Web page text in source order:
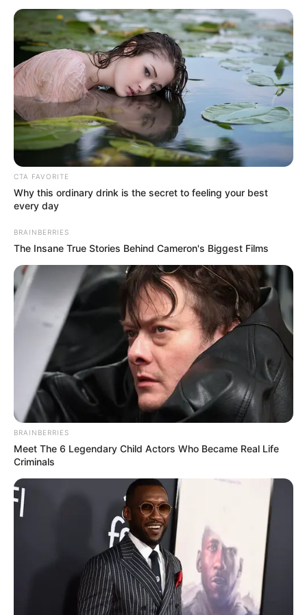
കേന്ദ്രത്തിലും പഞ്ചായത്ത് യൂണിറ്റ്
അടിസ്ഥാനത്തിലും സ്മൃതി സമ്മേളനങ്ങൾ
സംഘടിപ്പിക്കും.
എംഎൽഎമാരായ രാജീവ്‌ ചന്ദ്രശേഖർ, വി
മുരളീധരൻ. ബി ബി ഗോപകുമാർ തുടങ്ങിയവരും
ബിജെപി സംസ്ഥാന ഭാരവാഹികളും വിവിധ
പട്ടികജാതി സമുദായിക നേതാക്കളും അയ്യങ്കാളി
സ്മൃതി ദിന സമ്മേളങ്ങളിൽ പങ്കെടുക്കും.
CTA FAVORITE
Why this ordinary drink is the secret to feeling your best
every day
BRAINBERRIES
The Insane True Stories Behind Cameron's Biggest Films
BRAINBERRIES
Meet The 6 Legendary Child Actors Who Became Real Life
Criminals